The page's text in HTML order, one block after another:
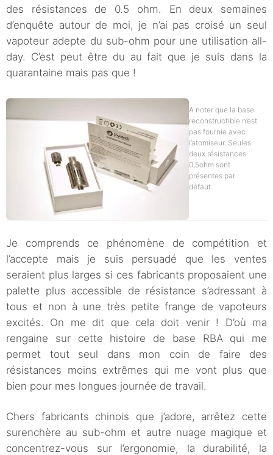
des résistances de 0.5 ohm. En deux semaines
d’enquête autour de moi, je n’ai pas croisé un seul
vapoteur adepte du sub-ohm pour une utilisation all-
day. C’est peut être du au fait que je suis dans la
quarantaine mais pas que !
A noter que la base
reconstructible n’est
pas fournie avec
l’atomiseur. Seules
deux résistances
0,5ohm sont
présentes par
défaut.
Je comprends ce phénomène de compétition et
l’accepte mais je suis persuadé que les ventes
seraient plus larges si ces fabricants proposaient une
palette plus accessible de résistance s’adressant à
tous et non à une très petite frange de vapoteurs
excités. On me dit que cela doit venir ! D’où ma
rengaine sur cette histoire de base RBA qui me
permet tout seul dans mon coin de faire des
résistances moins extrêmes qui me vont plus que
bien pour mes longues journée de travail.
Chers fabricants chinois que j’adore, arrêtez cette
surenchère au sub-ohm et autre nuage magique et
concentrez-vous sur l’ergonomie, la durabilité, la